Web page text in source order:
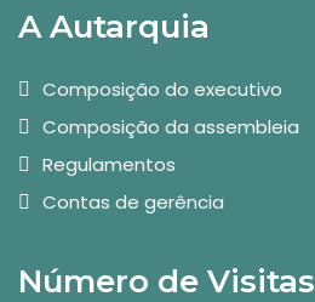
A Autarquia
Composição do executivo
Composição da assembleia
Regulamentos
Contas de gerência
Número de Visitas